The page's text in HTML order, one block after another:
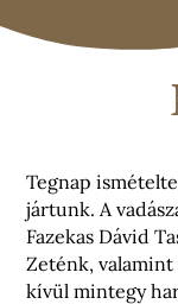
Tegnap
jártunk. A
Fazekas Dávid
Zeténk, valamint
kívül mintegy